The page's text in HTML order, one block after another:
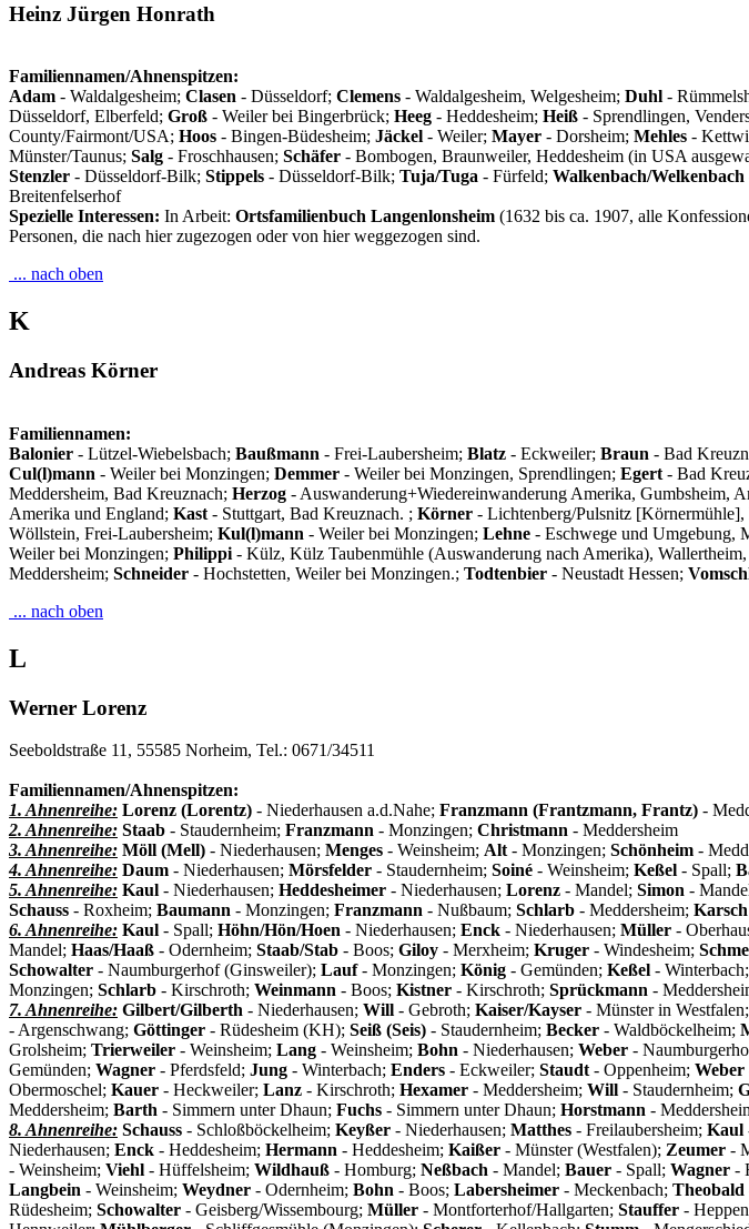
Heinz Jürgen Honrath
Familiennamen/Ahnenspitzen:
Adam - Waldalgesheim; Clasen - Düsseldorf; Clemens - Waldalgesheim, Welgesheim; Duhl -
Düsseldorf, Elberfeld; Groß - Weiler bei Bingerbrück; Heeg - Heddesheim; Heiß - Sprendlingen,
County/Fairmont/USA; Hoos - Bingen-Büdesheim; Jäckel - Weiler; Mayer - Dorsheim; Mehles -
Münster/Taunus; Salg - Froschhausen; Schäfer - Bombogen, Braunweiler, Heddesheim (in USA
Stenzler - Düsseldorf-Bilk; Stippels - Düsseldorf-Bilk; Tuja/Tuga - Fürfeld; Walkenbach/Welkenbach
Breitenfelserhof
Spezielle Interessen: In Arbeit: Ortsfamilienbuch Langenlonsheim (1632 bis ca. 1907, alle
Personen, die nach hier zugezogen oder von hier weggezogen sind.
... nach oben
K
Andreas Körner
Familiennamen:
Balonier - Lützel-Wiebelsbach; Baußmann - Frei-Laubersheim; Blatz - Eckweiler; Braun - Bad
Cul(l)mann - Weiler bei Monzingen; Demmer - Weiler bei Monzingen, Sprendlingen; Egert - Bad
Meddersheim, Bad Kreuznach; Herzog - Auswanderung+Wiedereinwanderung Amerika, Gumbsheim,
Amerika und England; Kast - Stuttgart, Bad Kreuznach. ; Körner - Lichtenberg/Pulsnitz [Körnermühle],
Wöllstein, Frei-Laubersheim; Kul(l)mann - Weiler bei Monzingen; Lehne - Eschwege und Umgebung,
Weiler bei Monzingen; Philippi - Külz, Külz Taubenmühle (Auswanderung nach Amerika),
Meddersheim; Schneider - Hochstetten, Weiler bei Monzingen.; Todtenbier - Neustadt Hessen;
... nach oben
L
Werner Lorenz
Seeboldstraße 11, 55585 Norheim, Tel.: 0671/34511
Familiennamen/Ahnenspitzen:
1. Ahnenreihe: Lorenz (Lorentz) - Niederhausen a.d.Nahe; Franzmann (Frantzmann, Frantz) -
2. Ahnenreihe: Staab - Staudernheim; Franzmann - Monzingen; Christmann - Meddersheim
3. Ahnenreihe: Möll (Mell) - Niederhausen; Menges - Weinsheim; Alt - Monzingen; Schönheim -
4. Ahnenreihe: Daum - Niederhausen; Mörsfelder - Staudernheim; Soiné - Weinsheim; Keßel - Spall;
5. Ahnenreihe: Kaul - Niederhausen; Heddesheimer - Niederhausen; Lorenz - Mandel; Simon -
Schauss - Roxheim; Baumann - Monzingen; Franzmann - Nußbaum; Schlarb - Meddersheim; Karsch
6. Ahnenreihe: Kaul - Spall; Höhn/Hön/Hoen - Niederhausen; Enck - Niederhausen; Müller -
Mandel; Haas/Haaß - Odernheim; Staab/Stab - Boos; Giloy - Merxheim; Kruger - Windesheim;
Schowalter - Naumburgerhof (Ginsweiler); Lauf- Monzingen; König - Gemünden; Keßel - Winterbach;
Monzingen; Schlarb - Kirschroth; Weinmann - Boos; Kistner - Kirschroth; Sprückmann -
7. Ahnenreihe: Gilbert/Gilberth - Niederhausen; Will - Gebroth; Kaiser/Kayser - Münster in Westfalen;
- Argenschwang; Göttinger - Rüdesheim (KH); Seiß (Seis) - Staudernheim; Becker - Waldböckelheim;
Grolsheim; Trierweiler - Weinsheim; Lang - Weinsheim; Bohn - Niederhausen; Weber -
Gemünden; Wagner - Pferdsfeld; Jung - Winterbach; Enders - Eckweiler; Staudt - Oppenheim; Weber
Obermoschel; Kauer - Heckweiler; Lanz - Kirschroth; Hexamer - Meddersheim; Will - Staudernheim;
Meddersheim; Barth - Simmern unter Dhaun; Fuchs - Simmern unter Dhaun; Horstmann -
8. Ahnenreihe: Schauss - Schloßböckelheim; Keyßer - Niederhausen; Matthes - Freilaubersheim; Kaul
Niederhausen; Enck - Heddesheim; Hermann - Heddesheim; Kaißer - Münster (Westfalen); Zeumer -
- Weinsheim; Viehl - Hüffelsheim; Wildhauß - Homburg; Neßbach - Mandel; Bauer - Spall; Wagner -
Langbein - Weinsheim; Weydner - Odernheim; Bohn - Boos; Labersheimer - Meckenbach; Theobald
Rüdesheim; Schowalter - Geisberg/Wissembourg; Müller - Montforterhof/Hallgarten; Stauffer -